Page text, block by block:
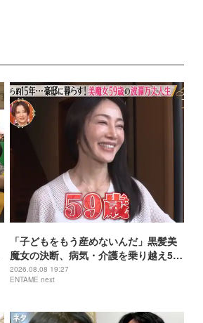
「子どもをもう産めないんだ」黒髪美
魔女の決断、病気・介護を乗り越え56
歳で“おばあちゃん”に
2026.08.08 19:27
ENTAME next